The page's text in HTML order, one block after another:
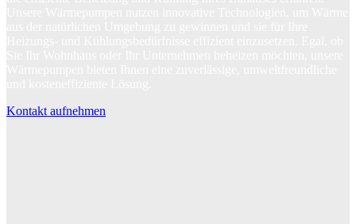
Kontakt aufnehmen